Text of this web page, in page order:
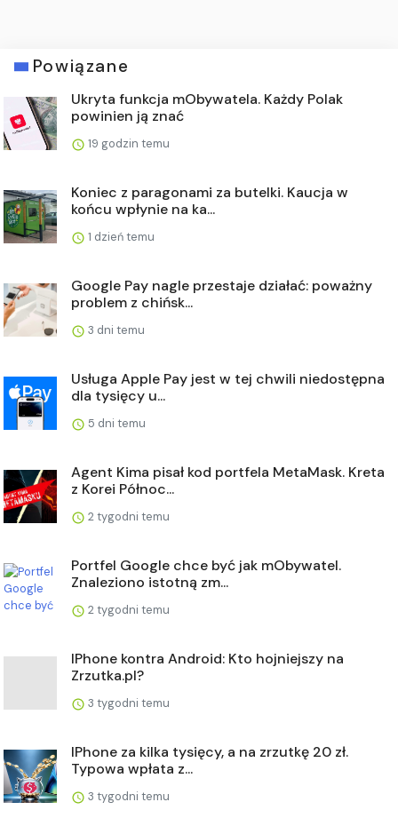
Powiązane
Ukryta funkcja mObywatela. Każdy Polak
powinien ją znać
19 godzin temu
Koniec z paragonami za butelki. Kaucja w
końcu wpłynie na ka...
1 dzień temu
Google Pay nagle przestaje działać: poważny
problem z chińsk...
3 dni temu
Usługa Apple Pay jest w tej chwili niedostępna
dla tysięcy u...
5 dni temu
Agent Kima pisał kod portfela MetaMask. Kreta
z Korei Północ...
2 tygodni temu
Portfel Google chce być jak mObywatel.
Znaleziono istotną zm...
2 tygodni temu
IPhone kontra Android: Kto hojniejszy na
Zrzutka.pl?
3 tygodni temu
IPhone za kilka tysięcy, a na zrzutkę 20 zł.
Typowa wpłata z...
3 tygodni temu